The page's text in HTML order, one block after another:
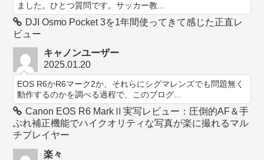
ました。ひとつ質問です。サッカー教...
DJI Osmo Pocket 3を1年間使ってきて感じた正直レ
ビュー
キャノンユーザー
2025.01.20
EOS R6かR6マーク2か、それらにシグマレンズでも問題無く
動作するのかを調べる過程で、このブログ...
Canon EOS R6 MarkⅡ実写レビュー：圧倒的AF＆手
ぶれ補正機能でハイクオリティな写真が楽に撮れるマル
チプレイヤー
楽々